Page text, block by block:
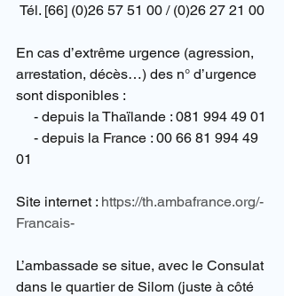
Tél. [66] (0)26 57 51 00 / (0)26 27 21 00
En cas d’extrême urgence (agression,
arrestation, décès…) des n° d’urgence
sont disponibles :
     - depuis la Thaïlande : 081 994 49 01
01
Site internet : https://th.ambafrance.org/-
Francais-
L’ambassade se situe, avec le Consulat
dans le quartier de Silom (juste à côté